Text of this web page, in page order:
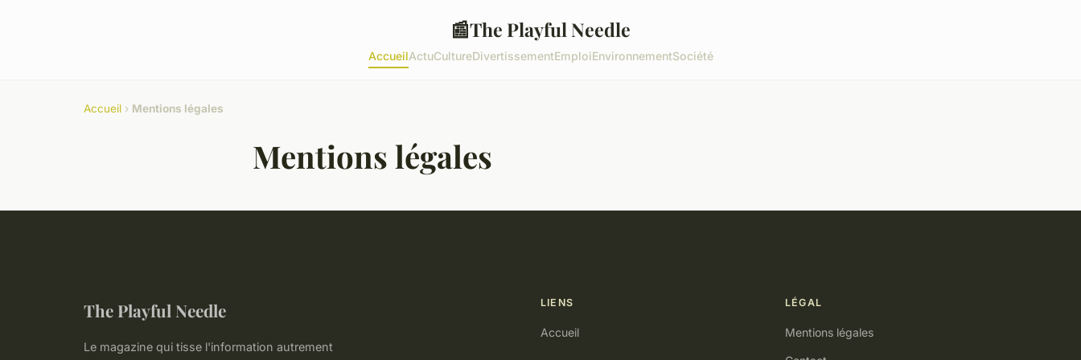
📰The Playful Needle
AccueilActuCultureDivertissementEmploiEnvironnementSociété
Accueil › Mentions légales
Mentions légales
The Playful Needle
Le magazine qui tisse l'information autrement
LIENS
Accueil
LÉGAL
Mentions légales